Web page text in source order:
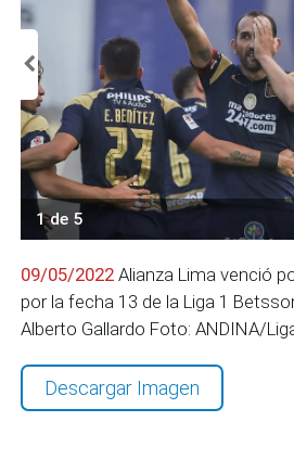
1 de 5
09/05/2022 Alianza Lima venció
por la fecha 13 de la Liga 1
Alberto Gallardo Foto: ANDINA/
Descargar Imagen